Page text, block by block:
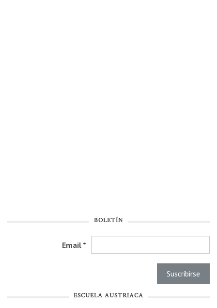
BOLETÍN
Email *
ESCUELA AUSTRIACA